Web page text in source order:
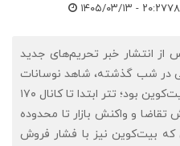
۱۴۰۵/۰۳/۱۳ - ۲۰:۲۷
پس از انتشار خبر تحریم‌های جدید
در شب گذشته، شاهد نوسانات
شدید در تتر و ادامه روند نزولی بیت‌کوین بود؛ تتر ابتدا تا کانال ۱۷۰
تقاضا و واکنش بازار تا محدوده
که بیت‌کوین نیز با فشار فروش